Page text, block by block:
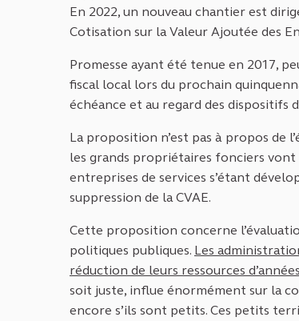
En 2022, un nouveau chantier est
Cotisation sur la Valeur Ajoutée des
Promesse ayant été tenue en 2017,
fiscal local lors du prochain
échéance et au regard des dispositifs
La proposition n’est pas à propos de
les grands propriétaires fonciers vont
entreprises de services s’étant
suppression de la CVAE.
Cette proposition concerne
politiques publiques. Les
réduction de leurs ressources
soit juste, influe énormément sur la
encore s’ils sont petits. Ces petits